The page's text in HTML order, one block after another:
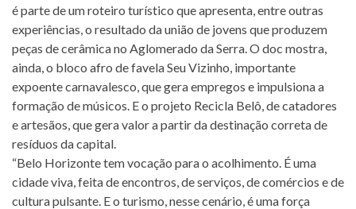
é parte de um roteiro turístico que apresenta, entre outras
experiências, o resultado da união de jovens que produzem
peças de cerâmica no Aglomerado da Serra. O doc mostra,
ainda, o bloco afro de favela Seu Vizinho, importante
expoente carnavalesco, que gera empregos e impulsiona a
formação de músicos. E o projeto Recicla Belô, de catadores
e artesãos, que gera valor a partir da destinação correta de
resíduos da capital.
“Belo Horizonte tem vocação para o acolhimento. É uma
cidade viva, feita de encontros, de serviços, de comércios e de
cultura pulsante. E o turismo, nesse cenário, é uma força